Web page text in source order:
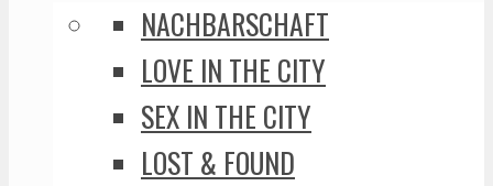
NACHBARSCHAFT
LOVE IN THE CITY
SEX IN THE CITY
LOST & FOUND